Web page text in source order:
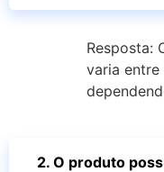
Resposta:
varia entre
2. O produto